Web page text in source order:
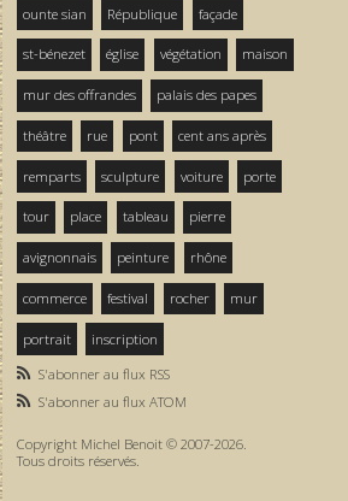
ounte sian République façade
st-bénezet église végétation maison
mur des offrandes palais des papes
théâtre rue pont cent ans après
remparts sculpture voiture porte
tour place tableau pierre
avignonnais peinture rhône
commerce festival rocher mur
portrait
inscription
S'abonner au flux RSS
S'abonner au flux ATOM
Copyright Michel Benoit © 2007-2026.
Tous droits réservés.